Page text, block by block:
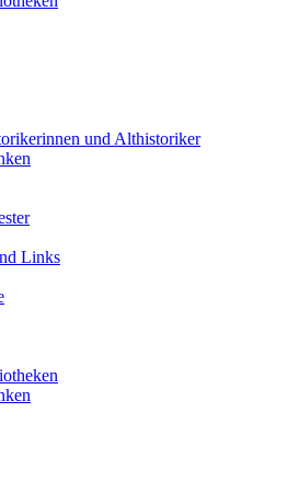
und Althistoriker
Links